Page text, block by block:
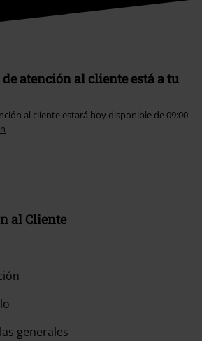
atención al cliente está a tu
al cliente estará hoy disponible de 09:00
al Cliente
generales